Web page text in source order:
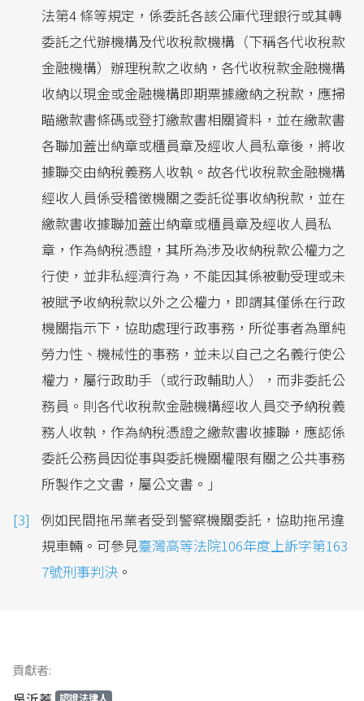
法第4 條等規定，係委託各該公庫代理銀行或其轉
委託之代辦機構及代收稅款機構（下稱各代收稅款
金融機構）辦理稅款之收納，各代收稅款金融機構
收納以現金或金融機構即期票據繳納之稅款，應掃
瞄繳款書條碼或登打繳款書相關資料，並在繳款書
各聯加蓋出納章或櫃員章及經收人員私章後，將收
據聯交由納稅義務人收執。故各代收稅款金融機構
經收人員係受稽徵機關之委託從事收納稅款，並在
繳款書收據聯加蓋出納章或櫃員章及經收人員私
章，作為納稅憑證，其所為涉及收納稅款公權力之
行使，並非私經濟行為，不能因其係被動受理或未
被賦予收納稅款以外之公權力，即謂其僅係在行政
機關指示下，協助處理行政事務，所從事者為單純
勞力性、機械性的事務，並未以自己之名義行使公
權力，屬行政助手（或行政輔助人），而非委託公
務員。則各代收稅款金融機構經收人員交予納稅義
務人收執，作為納稅憑證之繳款書收據聯，應認係
委託公務員因從事與委託機關權限有關之公共事務
所製作之文書，屬公文書。」
例如民間拖吊業者受到警察機關委託，協助拖吊違
規車輛。可參見臺灣高等法院106年度上訴字第163
7號刑事判決 。
貢獻者:
認證法律人